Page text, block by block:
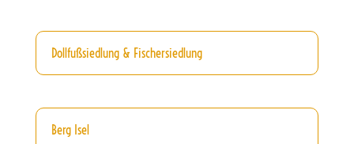
Dollfußsiedlung & Fischersiedlung
Berg Isel